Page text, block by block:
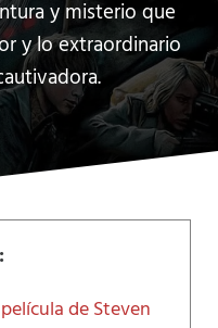
y misterio que
y lo extraordinario
de Steven